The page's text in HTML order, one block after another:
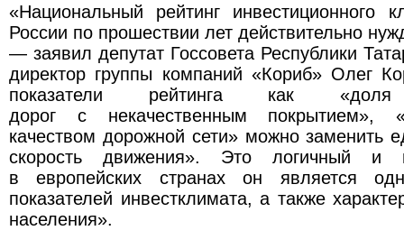
«Национальный рейтинг инвестиционного
России по прошествии лет действительно
— заявил депутат Госсовета Республики
директор группы компаний «Кориб» Олег
показатели рейтинга как «доля
дорог с некачественным покрытием»,
качеством дорожной сети» можно заменить
скорость движения». Это логичный и
в европейских странах он является
показателей инвестклимата, а также
населения».